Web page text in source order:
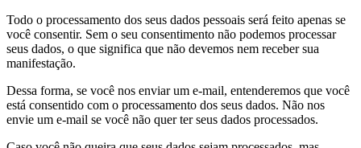
Todo o processamento dos seus dados pessoais será feito apenas se
você consentir. Sem o seu consentimento não podemos processar
seus dados, o que significa que não devemos nem receber sua
manifestação.
Dessa forma, se você nos enviar um e-mail, entenderemos que você
está consentido com o processamento dos seus dados. Não nos
envie um e-mail se você não quer ter seus dados processados.